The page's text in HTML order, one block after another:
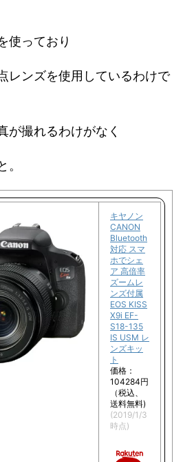
使っており
レンズを使用しているわけで
が撮れるわけがなく
。
キヤノン
CANON
Bluetooth
対応 スマ
ホでシェ
ア 高倍率
ズームレ
ンズ付属
EOS KISS
X9i EF-
S18-135
IS USM レ
ンズキッ
ト
価格：
104284円
（税込、
送料無料)
(2019/1/3
時点)